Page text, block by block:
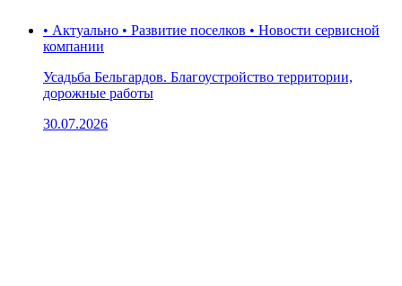
• Актуально • Развитие поселков • Новости сервисной
компании
Усадьба Бельгардов. Благоустройство территории,
дорожные работы
30.07.2026